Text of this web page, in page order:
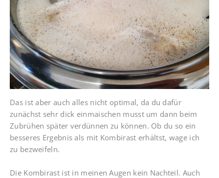
Das ist aber auch alles nicht optimal, da du dafür
zunächst sehr dick einmaischen musst um dann beim
Zubrühen später verdünnen zu können. Ob du so ein
besseres Ergebnis als mit Kombirast erhältst, wage ich
zu bezweifeln.
Die Kombirast ist in meinen Augen kein Nachteil. Auch